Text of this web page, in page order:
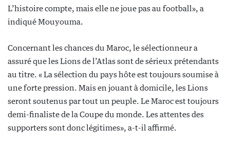
L’histoire compte, mais elle ne joue pas au football», a
indiqué Mouyouma.
Concernant les chances du Maroc, le sélectionneur a
assuré que les Lions de l’Atlas sont de sérieux prétendants
au titre. « La sélection du pays hôte est toujours soumise à
une forte pression. Mais en jouant à domicile, les Lions
seront soutenus par tout un peuple. Le Maroc est toujours
demi-finaliste de la Coupe du monde. Les attentes des
supporters sont donc légitimes», a-t-il affirmé.